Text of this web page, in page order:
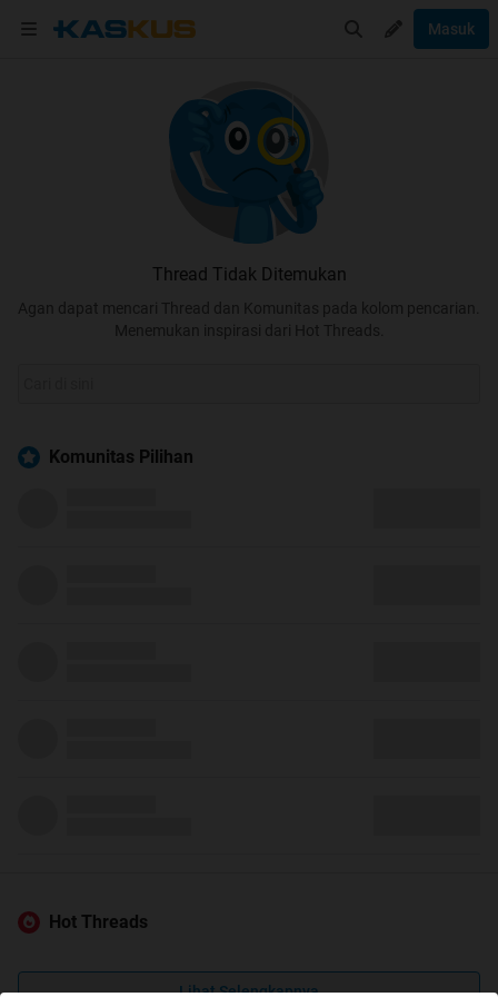
Masuk
Thread Tidak Ditemukan
Agan dapat mencari Thread dan Komunitas pada kolom pencarian.
Menemukan inspirasi dari Hot Threads.
Komunitas Pilihan
Hot Threads
Lihat Selengkapnya